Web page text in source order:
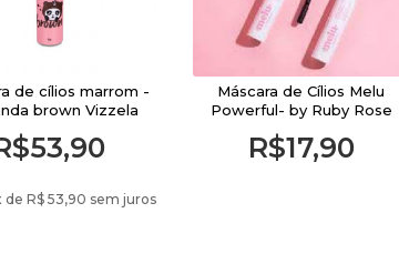
de cílios marrom -
brown Vizzela
de R$ 53,90 sem juros
Máscara de Cílios Melu
Powerful- by Ruby Rose
R$17,90